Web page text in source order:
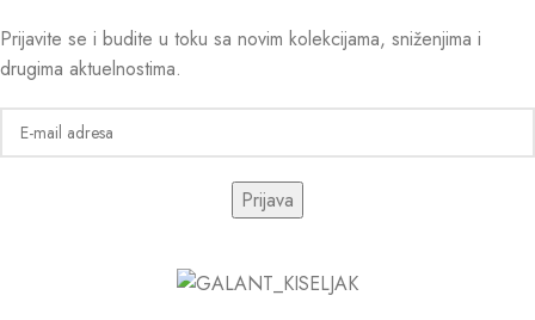
Prijavite se i budite u toku sa novim kolekcijama, sniženjima i
drugima aktuelnostima.